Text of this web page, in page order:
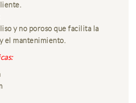
y no poroso que facilita la
el mantenimiento.